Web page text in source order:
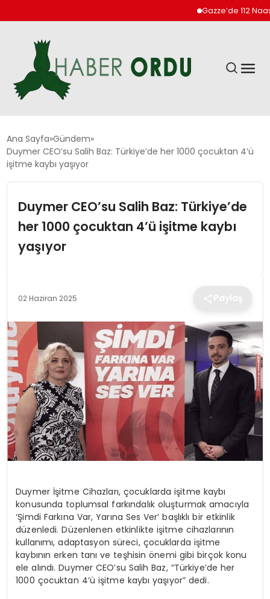
Gazze’de 112 Naaş
GÜNDEM
DÜNYA
EKONOMI
SIYASET
MAGAZIN
SPOR
YAŞAM
Ana Sayfa Gündem
Duymer CEO’su Salih Baz: Türkiye’de her 1000 çocuktan 4’ü
işitme kaybı yaşıyor
Duymer CEO’su Salih Baz: Türkiye’de
her 1000 çocuktan 4’ü işitme kaybı
yaşıyor
02 Haziran 2025
Duymer İşitme Cihazları, çocuklarda işitme kaybı
konusunda toplumsal farkındalık oluşturmak amacıyla
‘Şimdi Farkına Var, Yarına Ses Ver’ başlıklı bir etkinlik
düzenledi. Düzenlenen etkinlikte işitme cihazlarının
kullanımı, adaptasyon süreci, çocuklarda işitme
kaybının erken tanı ve teşhisin önemi gibi birçok konu
ele alındı. Duymer CEO’su Salih Baz, “Türkiye’de her
1000 çocuktan 4’ü işitme kaybı yaşıyor” dedi.